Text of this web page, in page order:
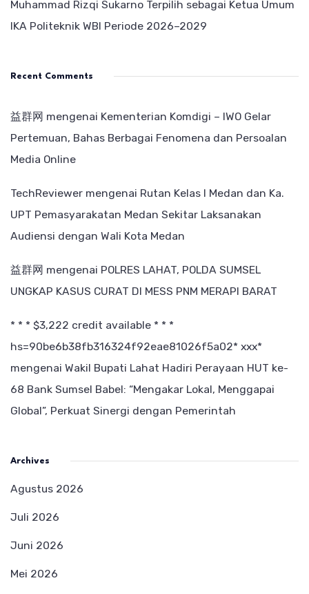
Muhammad Rizqi Sukarno Terpilih sebagai Ketua Umum
IKA Politeknik WBI Periode 2026–2029
Recent Comments
益群网 mengenai Kementerian Komdigi – IWO Gelar
Pertemuan, Bahas Berbagai Fenomena dan Persoalan
Media Online
TechReviewer mengenai Rutan Kelas I Medan dan Ka.
UPT Pemasyarakatan Medan Sekitar Laksanakan
Audiensi dengan Wali Kota Medan
益群网 mengenai POLRES LAHAT, POLDA SUMSEL
UNGKAP KASUS CURAT DI MESS PNM MERAPI BARAT
* * * $3,222 credit available * * *
hs=90be6b38fb316324f92eae81026f5a02* ххх*
mengenai Wakil Bupati Lahat Hadiri Perayaan HUT ke-
68 Bank Sumsel Babel: “Mengakar Lokal, Menggapai
Global”, Perkuat Sinergi dengan Pemerintah
Archives
Agustus 2026
Juli 2026
Juni 2026
Mei 2026